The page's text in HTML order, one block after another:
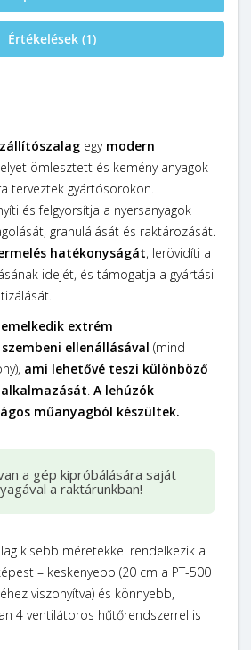
Értékelések (1)
egy modern
ömlesztett és kemény anyagok
terveztek gyártósorokon.
és felgyorsítja a nyersanyagok
granulálását és raktározását.
hatékonyságát, lerövidíti a
idejét, és támogatja a gyártási
extrém
ellenállásával (mind
ami lehetővé teszi különböző
A lehúzók
műanyagból készültek.
a gép kipróbálására saját
a raktárunkban!
kisebb méretekkel rendelkezik a
– keskenyebb (20 cm a PT-500
viszonyítva) és könnyebb,
4 ventilátoros hűtőrendszerrel is